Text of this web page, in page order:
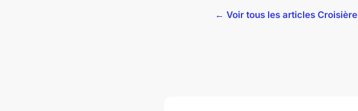
← Voir tous les articles Croisière